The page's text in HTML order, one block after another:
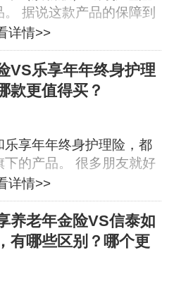
详情>>
据说这款产品的保障到
VS乐享年年终身护理
款更值得买？
详情>>
享年年终身护理险，都
的产品。 很多朋友就好
养老年金险VS信泰如
有哪些区别？哪个更